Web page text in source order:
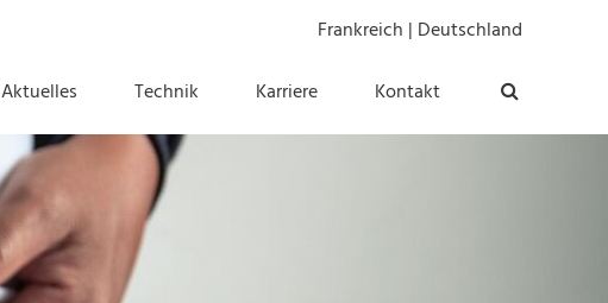
Frankreich | Deutschland
Aktuelles Technik Karriere Kontakt